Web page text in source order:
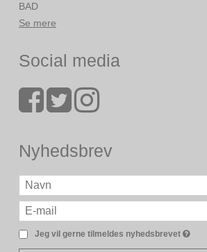
BAD
Se mere
Social media
Nyhedsbrev
Jeg vil gerne tilmeldes nyhedsbrevet